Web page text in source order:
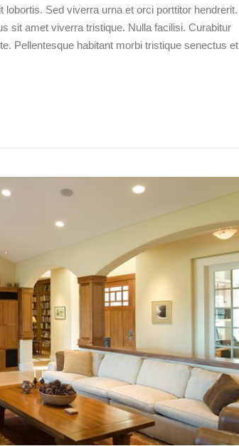
Sed viverra urna et orci porttitor hendrerit.
sit amet viverra tristique. Nulla facilisi. Curabitur
Pellentesque habitant morbi tristique senectus et